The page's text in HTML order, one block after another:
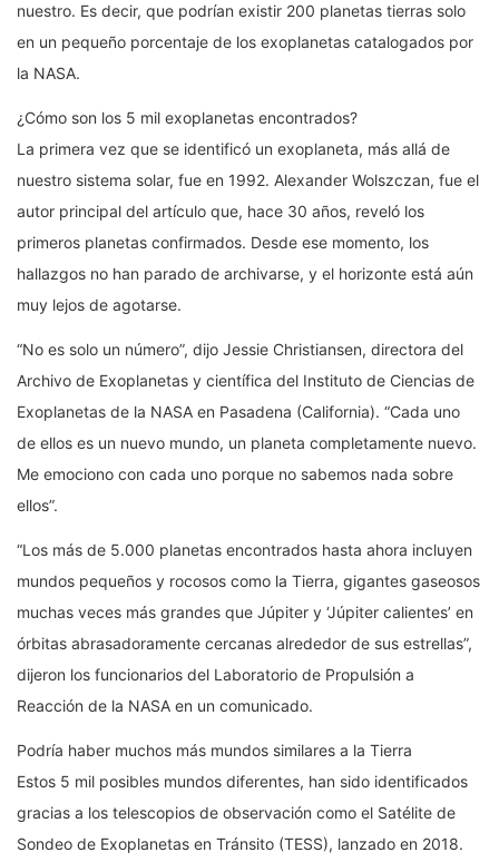
nuestro. Es decir, que podrían existir 200 planetas tierras solo
en un pequeño porcentaje de los exoplanetas catalogados por
la NASA.
¿Cómo son los 5 mil exoplanetas encontrados?
La primera vez que se identificó un exoplaneta, más allá de
nuestro sistema solar, fue en 1992. Alexander Wolszczan, fue el
autor principal del artículo que, hace 30 años, reveló los
primeros planetas confirmados. Desde ese momento, los
hallazgos no han parado de archivarse, y el horizonte está aún
muy lejos de agotarse.
“No es solo un número”, dijo Jessie Christiansen, directora del
Archivo de Exoplanetas y científica del Instituto de Ciencias de
Exoplanetas de la NASA en Pasadena (California). “Cada uno
de ellos es un nuevo mundo, un planeta completamente nuevo.
Me emociono con cada uno porque no sabemos nada sobre
ellos”.
“Los más de 5.000 planetas encontrados hasta ahora incluyen
mundos pequeños y rocosos como la Tierra, gigantes gaseosos
muchas veces más grandes que Júpiter y ‘Júpiter calientes’ en
órbitas abrasadoramente cercanas alrededor de sus estrellas”,
dijeron los funcionarios del Laboratorio de Propulsión a
Reacción de la NASA en un comunicado.
Podría haber muchos más mundos similares a la Tierra
Estos 5 mil posibles mundos diferentes, han sido identificados
gracias a los telescopios de observación como el Satélite de
Sondeo de Exoplanetas en Tránsito (TESS), lanzado en 2018.